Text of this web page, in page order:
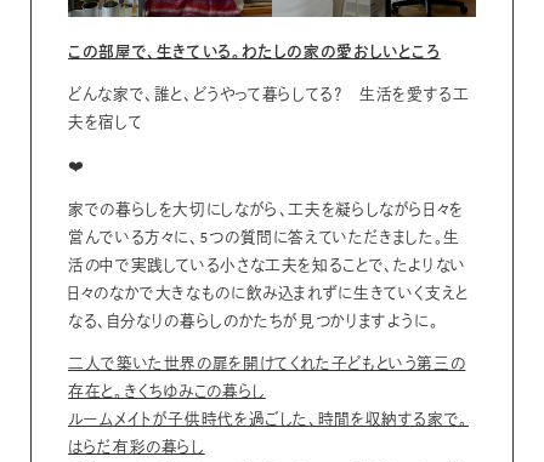
この部屋で、生きている。わたしの家の愛おしいところ
どんな家で、誰と、どうやって暮らしてる？ 生活を愛する工
夫を宿して
❤️
家での暮らしを大切にしながら、工夫を凝らしながら日々を
営んでいる方々に、5つの質問に答えていただきました。生
活の中で実践している小さな工夫を知ることで、たよりない
日々のなかで大きなものに飲み込まれずに生きていく支えと
なる、自分なりの暮らしのかたちが見つかりますように。
二人で築いた世界の扉を開けてくれた子どもという第三の
存在と。きくちゆみこの暮らし
ルームメイトが子供時代を過ごした、時間を収納する家で。
はらだ有彩の暮らし